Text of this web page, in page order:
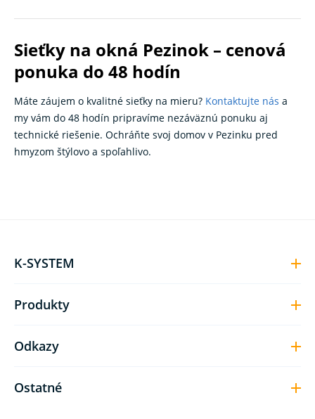
Sieťky na okná Pezinok – cenová
ponuka do 48 hodín
Máte záujem o kvalitné sieťky na mieru? Kontaktujte nás a
my vám do 48 hodín pripravíme nezáväznú ponuku aj
technické riešenie. Ochráňte svoj domov v Pezinku pred
hmyzom štýlovo a spoľahlivo.
K-SYSTEM
Produkty
Odkazy
Ostatné